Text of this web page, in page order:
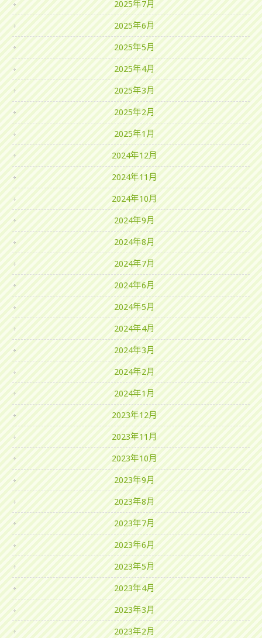
2025年7月
2025年6月
2025年5月
2025年4月
2025年3月
2025年2月
2025年1月
2024年12月
2024年11月
2024年10月
2024年9月
2024年8月
2024年7月
2024年6月
2024年5月
2024年4月
2024年3月
2024年2月
2024年1月
2023年12月
2023年11月
2023年10月
2023年9月
2023年8月
2023年7月
2023年6月
2023年5月
2023年4月
2023年3月
2023年2月